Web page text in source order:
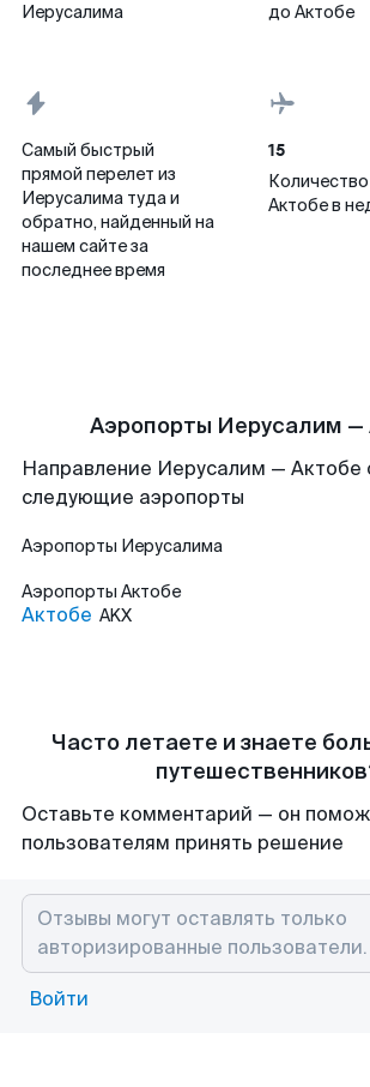
Иерусалима
до Актобе
Самый быстрый
прямой перелет из
Иерусалима туда и
обратно, найденный на
нашем сайте за
последнее время
15
Актобе в
Аэропорты Иерусалим —
Направление Иерусалим — Актобе
следующие аэропорты
Аэропорты Иерусалима
Аэропорты Актобе
Актобе AKX
Часто летаете и знаете
Оставьте комментарий — он
пользователям принять решение
Войти